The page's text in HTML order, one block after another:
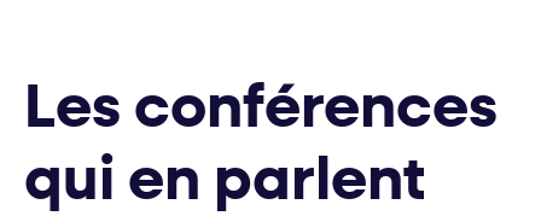
Les conférences
qui en parlent